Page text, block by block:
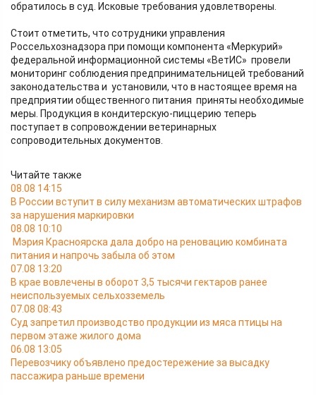
обратилось в суд. Исковые требования удовлетворены.
Стоит отметить, что сотрудники управления
Россельхознадзора при помощи компонента «Меркурий»
федеральной информационной системы «ВетИС» провели
мониторинг соблюдения предпринимательницей требований
законодательства и установили, что в настоящее время на
предприятии общественного питания приняты необходимые
меры. Продукция в кондитерскую-пиццерию теперь
поступает в сопровождении ветеринарных
сопроводительных документов.
Читайте также
08.08 14:15
В России вступит в силу механизм автоматических штрафов
за нарушения маркировки
08.08 10:10
Мэрия Красноярска дала добро на реновацию комбината
питания и напрочь забыла об этом
07.08 13:20
В крае вовлечены в оборот 3,5 тысячи гектаров ранее
неиспользуемых сельхозземель
07.08 08:43
Суд запретил производство продукции из мяса птицы на
первом этаже жилого дома
06.08 13:05
Перевозчику объявлено предостережение за высадку
пассажира раньше времени